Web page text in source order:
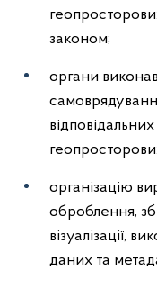
законом;
органи
організацію
оброблення,
візуалізації,
даних та